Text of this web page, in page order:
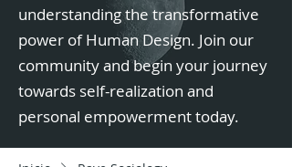
understanding the transformative
power of Human Design. Join our
community and begin your journey
towards self-realization and
personal empowerment today.